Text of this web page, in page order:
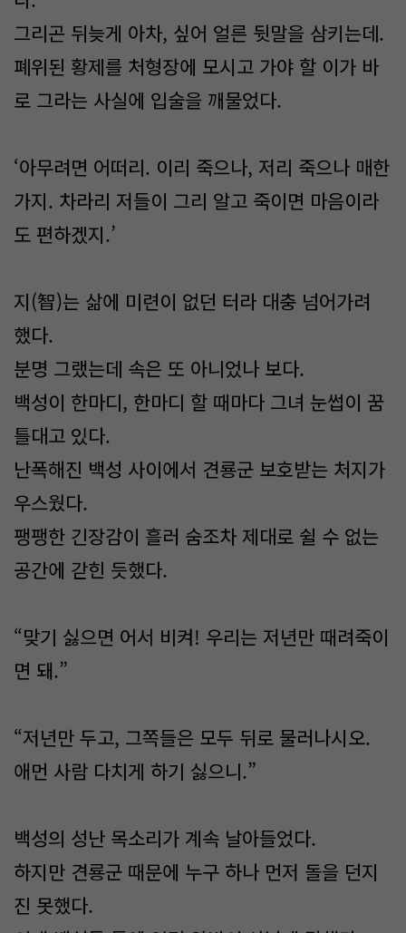
그리곤 뒤늦게 아차, 싶어 얼른 뒷말을 삼키는데.
폐위된 황제를 처형장에 모시고 가야 할 이가 바
로 그라는 사실에 입술을 깨물었다.
‘아무려면 어떠리. 이리 죽으나, 저리 죽으나 매한
가지. 차라리 저들이 그리 알고 죽이면 마음이라
도 편하겠지.’
지(智)는 삶에 미련이 없던 터라 대충 넘어가려
했다.
분명 그랬는데 속은 또 아니었나 보다.
백성이 한마디, 한마디 할 때마다 그녀 눈썹이 꿈
틀대고 있다.
난폭해진 백성 사이에서 견룡군 보호받는 처지가
우스웠다.
팽팽한 긴장감이 흘러 숨조차 제대로 쉴 수 없는
공간에 갇힌 듯했다.
“맞기 싫으면 어서 비켜! 우리는 저년만 때려죽이
면 돼.”
“저년만 두고, 그쪽들은 모두 뒤로 물러나시오.
애먼 사람 다치게 하기 싫으니.”
백성의 성난 목소리가 계속 날아들었다.
하지만 견룡군 때문에 누구 하나 먼저 돌을 던지
진 못했다.